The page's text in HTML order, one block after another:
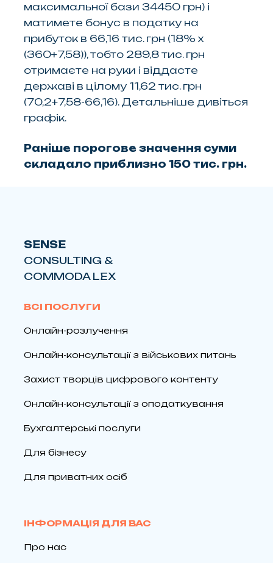
максимальної бази 34450 грн) і
матимете бонус в податку на
прибуток в 66,16 тис. грн (18% х
(360+7,58)), тобто 289,8 тис. грн
отримаєте на руки і віддасте
державі в цілому 11,62 тис. грн
(70,2+7,58-66,16). Детальніше дивіться
графік.
Раніше порогове значення суми
складало приблизно 150 тис. грн.
SENSE
CONSULTING &
COMMODA LEX
ВСІ ПОСЛУГИ
Онлайн-розлучення
Онлайн-консультації з військових питань
Захист творців цифрового контенту
Онлайн-консультації з оподаткування
Бухгалтерські послуги
Для бізнесу
Для приватних осіб
ІНФОРМАЦІЯ ДЛЯ ВАС
Про нас